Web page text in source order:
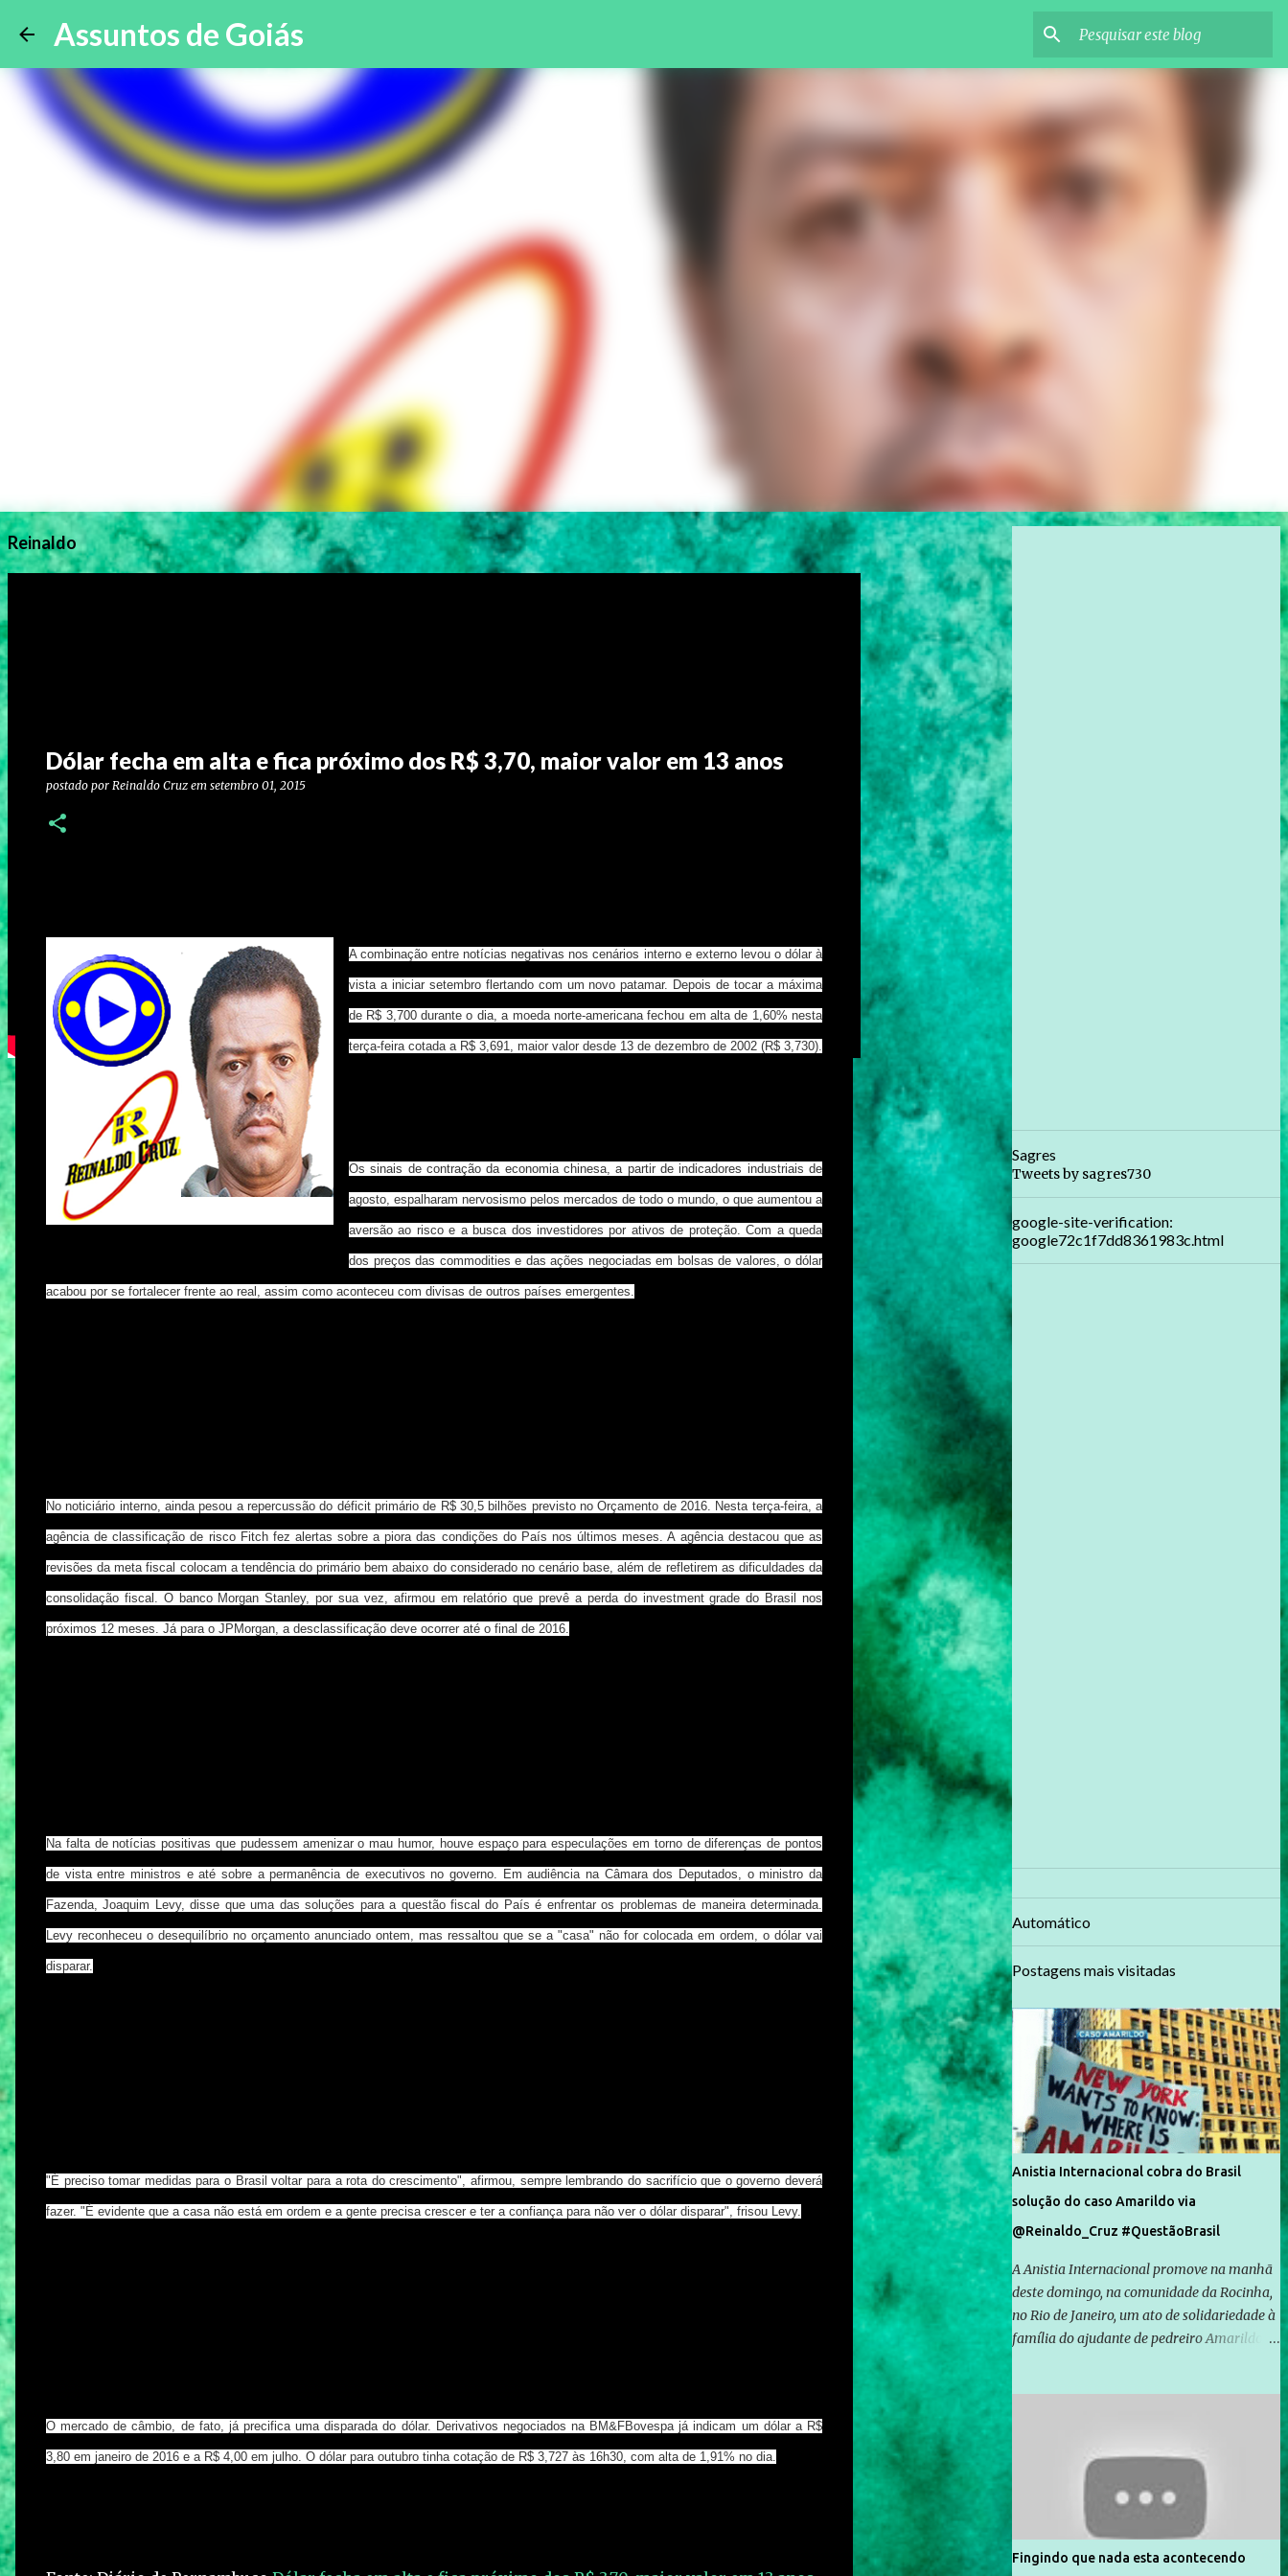
Assuntos de Goiás
Reinaldo
Dólar fecha em alta e fica próximo dos R$ 3,70, maior valor em 13 anos
postado por Reinaldo Cruz em setembro 01, 2015
A combinação entre notícias negativas nos cenários interno e externo levou o dólar à
vista a iniciar setembro flertando com um novo patamar. Depois de tocar a máxima
de R$ 3,700 durante o dia, a moeda norte-americana fechou em alta de 1,60% nesta
terça-feira cotada a R$ 3,691, maior valor desde 13 de dezembro de 2002 (R$ 3,730).
Os sinais de contração da economia chinesa, a partir de indicadores industriais de
agosto, espalharam nervosismo pelos mercados de todo o mundo, o que aumentou a
aversão ao risco e a busca dos investidores por ativos de proteção. Com a queda
dos preços das commodities e das ações negociadas em bolsas de valores, o dólar
acabou por se fortalecer frente ao real, assim como aconteceu com divisas de outros países emergentes.
No noticiário interno, ainda pesou a repercussão do déficit primário de R$ 30,5 bilhões previsto no Orçamento de 2016. Nesta terça-feira, a
agência de classificação de risco Fitch fez alertas sobre a piora das condições do País nos últimos meses. A agência destacou que as
revisões da meta fiscal colocam a tendência do primário bem abaixo do considerado no cenário base, além de refletirem as dificuldades da
consolidação fiscal. O banco Morgan Stanley, por sua vez, afirmou em relatório que prevê a perda do investment grade do Brasil nos
próximos 12 meses. Já para o JPMorgan, a desclassificação deve ocorrer até o final de 2016.
Na falta de notícias positivas que pudessem amenizar o mau humor, houve espaço para especulações em torno de diferenças de pontos
de vista entre ministros e até sobre a permanência de executivos no governo. Em audiência na Câmara dos Deputados, o ministro da
Fazenda, Joaquim Levy, disse que uma das soluções para a questão fiscal do País é enfrentar os problemas de maneira determinada.
Levy reconheceu o desequilíbrio no orçamento anunciado ontem, mas ressaltou que se a "casa" não for colocada em ordem, o dólar vai
disparar.
"É preciso tomar medidas para o Brasil voltar para a rota do crescimento", afirmou, sempre lembrando do sacrifício que o governo deverá
fazer. "É evidente que a casa não está em ordem e a gente precisa crescer e ter a confiança para não ver o dólar disparar", frisou Levy.
O mercado de câmbio, de fato, já precifica uma disparada do dólar. Derivativos negociados na BM&FBovespa já indicam um dólar a R$
3,80 em janeiro de 2016 e a R$ 4,00 em julho. O dólar para outubro tinha cotação de R$ 3,727 às 16h30, com alta de 1,91% no dia.
Sagres
Tweets by sagres730
google-site-verification:
google72c1f7dd8361983c.html
Automático
Postagens mais visitadas
Anistia Internacional cobra do Brasil
solução do caso Amarildo via
@Reinaldo_Cruz #QuestãoBrasil
A Anistia Internacional promove na manhã
deste domingo, na comunidade da Rocinha,
no Rio de Janeiro, um ato de solidariedade à
família do ajudante de pedreiro Amarildo de
Rocinha. A assessora de Direitos Humanos
da Anistia Internacional, Renata Neder, disse
à Agência Brasil que ações e atividades de
mobilização são feitas normalmente pela
organização não governamental. As ações
de solidariedade são promovidas em apoio
Fingindo que nada esta acontecendo